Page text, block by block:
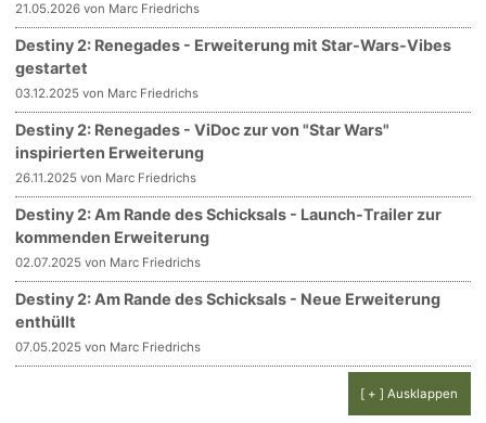
21.05.2026 von Marc Friedrichs
Destiny 2: Renegades - Erweiterung mit Star-Wars-Vibes
gestartet
03.12.2025 von Marc Friedrichs
Destiny 2: Renegades - ViDoc zur von "Star Wars"
inspirierten Erweiterung
26.11.2025 von Marc Friedrichs
Destiny 2: Am Rande des Schicksals - Launch-Trailer zur
kommenden Erweiterung
02.07.2025 von Marc Friedrichs
Destiny 2: Am Rande des Schicksals - Neue Erweiterung
enthüllt
07.05.2025 von Marc Friedrichs
[ + ] Ausklappen